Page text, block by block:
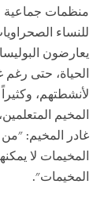
منظمات جماعية
للنساء
يعارضون
الحياة، حتى
لأنشطتهم،
المخيم
غادر المخيم:
المخيمات لا
المخيمات".